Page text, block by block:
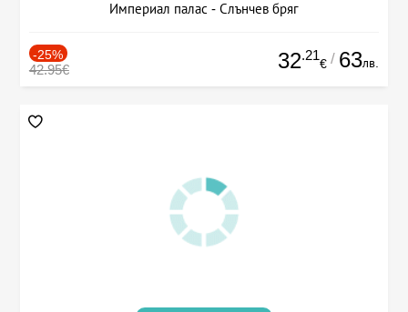
Империал палас - Слънчев бряг
-25%
42.95€ 32.21
€ / 63лв.